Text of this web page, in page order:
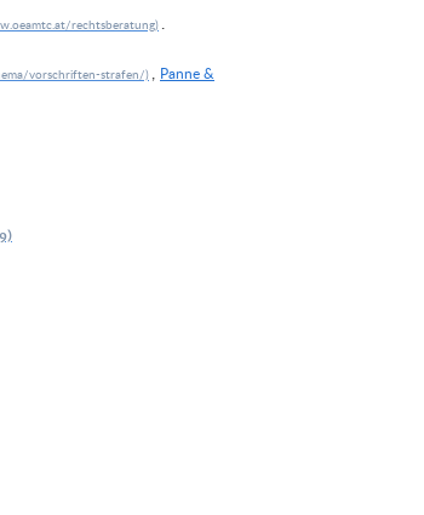
.
, Panne &